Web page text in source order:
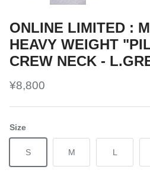
ONLINE LIMITED :
HEAVY WEIGHT
CREW NECK -
¥8,800
Size
S M L